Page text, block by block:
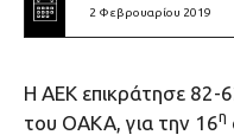
2 Φεβρουαρίου 2019
Η ΑΕΚ επικράτησε 82-
του ΟΑΚΑ, για την 16η